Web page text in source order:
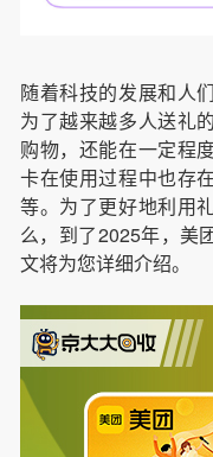
随着科技的发展和人
为了越来越多人送礼
购物，还能在一定程
卡在使用过程中也存
等。为了更好地利用
么，到了2025年，美
文将为您详细介绍。